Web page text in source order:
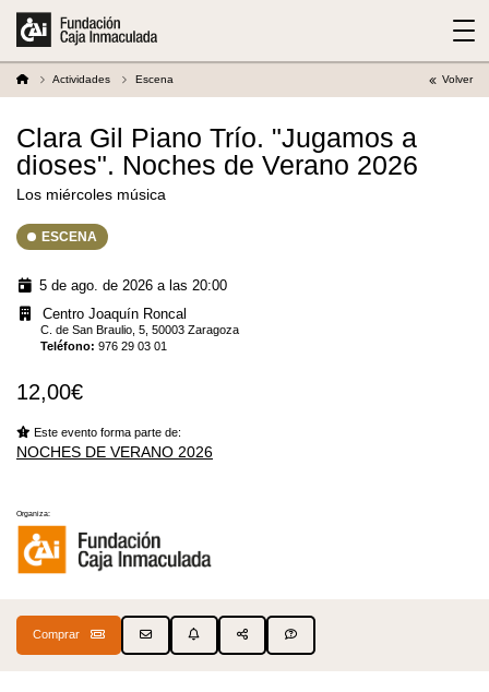
Actividades Escena Volver
Clara Gil Piano Trío. "Jugamos a
dioses". Noches de Verano 2026
Los miércoles música
ESCENA
5 de ago. de 2026 a las 20:00
Centro Joaquín Roncal
C. de San Braulio, 5, 50003 Zaragoza
Teléfono:976 29 03 01
12,00€
Este evento forma parte de:
NOCHES DE VERANO 2026
Organiza:
Comprar